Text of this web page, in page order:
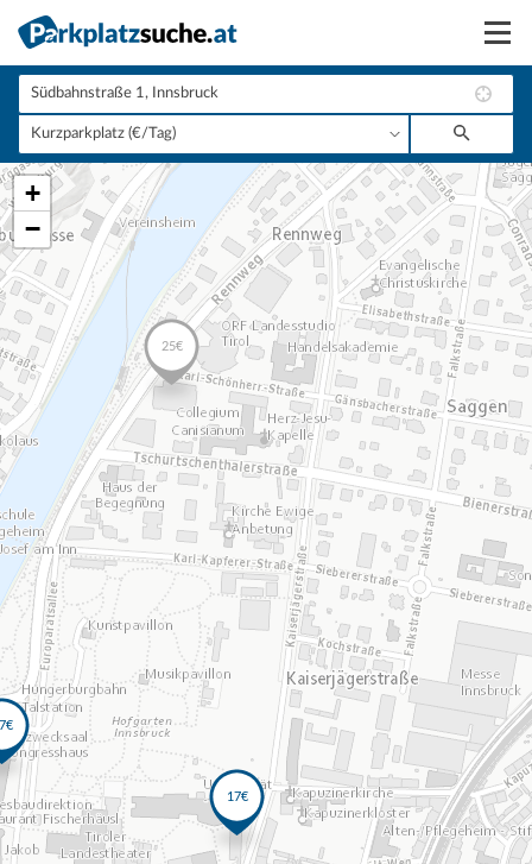
Suchen
Vermieten
Anmelden
+
−